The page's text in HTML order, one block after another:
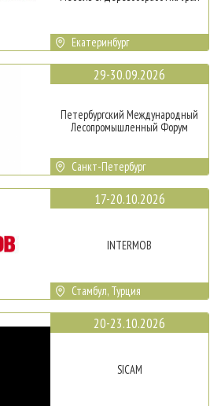
Екатеринбург
29-30.09.2026
Петербургский Международный
Лесопромышленный Форум
Санкт-Петербург
17-20.10.2026
INTERMOB
Стамбул, Турция
20-23.10.2026
SICAM